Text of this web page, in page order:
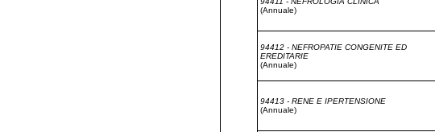
(Annuale)
94412 - NEFROPATIE CONGENITE ED
EREDITARIE
(Annuale)
94413 - RENE E IPERTENSIONE
(Annuale)